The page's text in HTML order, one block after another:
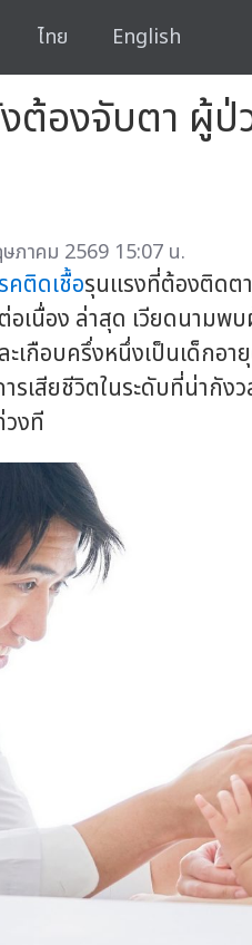
ไทย English
ต้องจับตา ผู้ป่
ภาคม 2569 15:07 น.
คติดเชื้อรุนแรงที่ต้องติดต
เนื่อง ล่าสุด เวียดนามพ
เกือบครึ่งหนึ่งเป็นเด็กอ
รเสียชีวิตในระดับที่น่ากั
วงที